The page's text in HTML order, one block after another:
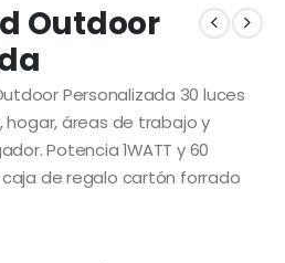
Outdoor
Personalizada 30 luces
hogar, áreas de trabajo y
Potencia 1WATT y 60
caja de regalo cartón forrado